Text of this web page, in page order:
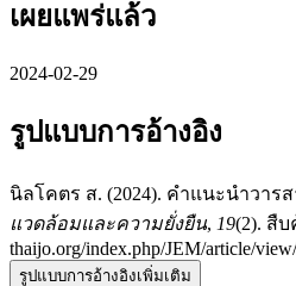
เผยแพร่แล้ว
2024-02-29
รูปแบบการอ้างอิง
นิลโคตร ส. (2024). คำแนะนำวารส
แวดล้อมและความยั่งยืน, 19(2). สืบ
thaijo.org/index.php/JEM/article/
รูปแบบการอ้างอิงเพิ่มเติม